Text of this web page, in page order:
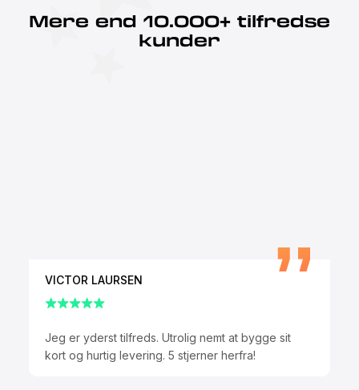
Mere end 10.000+ tilfredse
kunder
VICTOR LAURSEN
Jeg er yderst tilfreds. Utrolig nemt at bygge sit
kort og hurtig levering. 5 stjerner herfra!